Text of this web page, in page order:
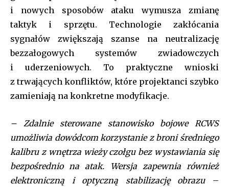
SUBSCRIBERS and be part of the
conversation.
To subscribe, simply enter your email address on our website
or click the subscribe button below. Don't worry, we respect
your privacy and won't spam your inbox. Your information is
i nowych sposobów ataku wymusza zmianę
taktyk i sprzętu. Technologie zakłócania
sygnałów zwiększają szanse na neutralizację
bezzałogowych systemów zwiadowczych
i uderzeniowych. To praktyczne wnioski
z trwających konfliktów, które projektanci szybko
zamieniają na konkretne modyfikacje.
– Zdalnie sterowane stanowisko bojowe RCWS
umożliwia dowódcom korzystanie z broni średniego
kalibru z wnętrza wieży czołgu bez wystawiania się
bezpośrednio na atak. Wersja zapewnia również
elektroniczną i optyczną stabilizację obrazu –